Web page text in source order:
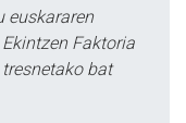
euskararen
Faktoria
bat